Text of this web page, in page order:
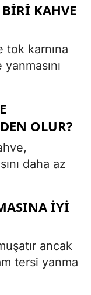
KAHVE
tok karnına
OLUR?
daha az
IYI
ancak
tersi yanma